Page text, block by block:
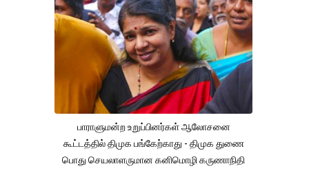
பாராளுமன்ற உறுப்பினர்கள் ஆலோசனை
கூட்டத்தில் திமுக பங்கேற்காது - திமுக துணை
பொது செயலாளருமான கனிமொழி கருணாநிதி